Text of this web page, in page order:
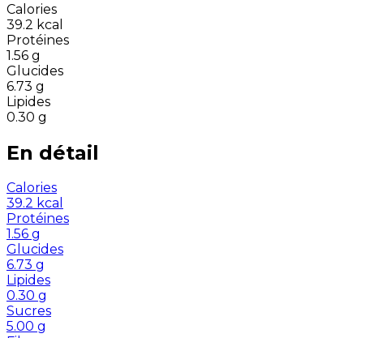
Calories
39.2 kcal
Protéines
1.56 g
Glucides
6.73 g
Lipides
0.30 g
En détail
Calories
39.2 kcal
Protéines
1.56 g
Glucides
6.73 g
Lipides
0.30 g
Sucres
5.00 g